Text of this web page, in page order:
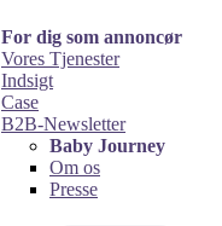
For dig som annoncør
Vores Tjenester
Indsigt
Case
B2B-Newsletter
Baby Journey
Om os
Presse